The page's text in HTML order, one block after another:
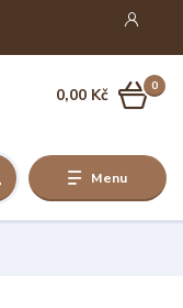
Menu
0
0,00 Kč